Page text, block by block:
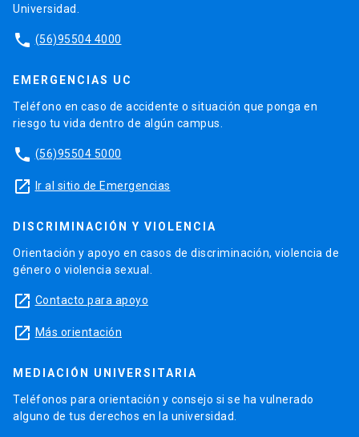
Universidad.
phone (56)95504 4000
EMERGENCIAS UC
Teléfono en caso de accidente o situación que ponga en
riesgo tu vida dentro de algún campus.
phone (56)95504 5000
launch Ir al sitio de Emergencias
DISCRIMINACIÓN Y VIOLENCIA
Orientación y apoyo en casos de discriminación, violencia de
género o violencia sexual.
launch Contacto para apoyo
launch Más orientación
MEDIACIÓN UNIVERSITARIA
Teléfonos para orientación y consejo si se ha vulnerado
alguno de tus derechos en la universidad.